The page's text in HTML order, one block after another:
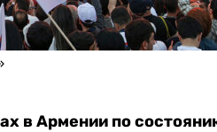
в Армении по